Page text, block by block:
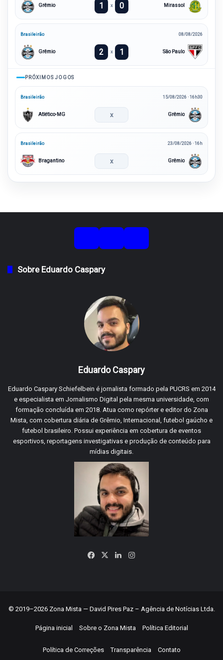
Grêmio 1 x 0 Mirassol
Brasileirão 08/08/2026
Grêmio 2 x 1 São Paulo
PRÓXIMOS JOGOS
Brasileirão 15/08/2026 · 16h30
Atlético-MG x Grêmio
Brasileirão 23/08/2026 · 16h
Bragantino x Grêmio
Sobre Eduardo Caspary
Eduardo Caspary
Eduardo Caspary Schiefelbein é jornalista formado pela PUCRS em 2014
e especialista em Jornalismo Digital pela mesma universidade, com
formação concluída em 2018. Atua como repórter e editor do Zona
Mista, com cobertura diária de Grêmio, Internacional, futebol gaúcho e
futebol brasileiro. Possui experiência em cobertura de eventos
esportivos, reportagens investigativas e produção de conteúdo para
mídias digitais.
Facebook
X LinkedinInstagram
© 2019–2026 Zona Mista — David Pires Paz – Agência de Notícias Ltda.
Página inicial Sobre o Zona Mista Política Editorial
Política de Correções Transparência Contato